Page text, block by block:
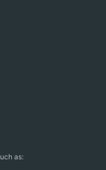
as: